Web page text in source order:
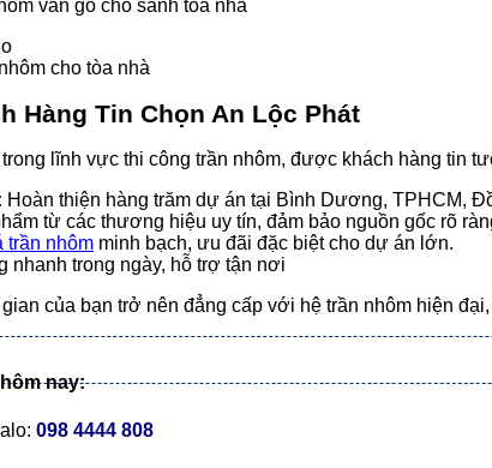
vân gỗ cho sảnh tòa nhà
cho tòa nhà
Hàng Tin Chọn An Lộc Phát
lĩnh vực thi công trần nhôm, được khách hàng tin
Hoàn thiện hàng trăm dự án tại Bình Dương, TPHCM,
từ các thương hiệu uy tín, đảm bảo nguồn gốc rõ
trần nhôm minh bạch, ưu đãi đặc biệt cho dự án lớn.
nhanh trong ngày, hỗ trợ tận nơi
của bạn trở nên đẳng cấp với hệ trần nhôm hiện
nay:
098 4444 808